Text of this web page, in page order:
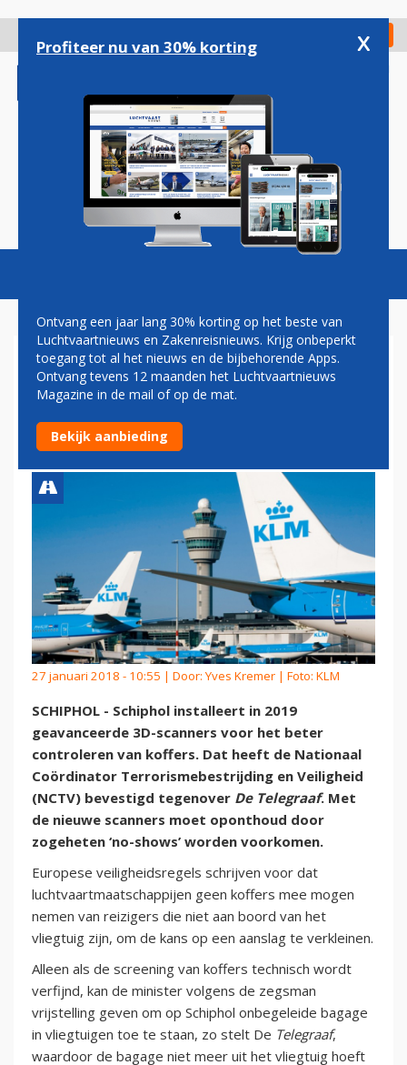
gaan
Check in
Magazine Podcasts Vacatures
'SCHIPHOL INSTALLEERT
GEAVANCEERDE
BAGAGESCANNERS'
27 januari 2018 - 10:55 | Door:Yves Kremer | Foto: KLM
SCHIPHOL - Schiphol installeert in 2019
geavanceerde 3D-scanners voor het beter
controleren van koffers. Dat heeft de Nationaal
Coördinator Terrorismebestrijding en Veiligheid
(NCTV) bevestigd tegenover De Telegraaf. Met
de nieuwe scanners moet oponthoud door
zogeheten ‘no-shows’ worden voorkomen.
Europese veiligheidsregels schrijven voor dat
luchtvaartmaatschappijen geen koffers mee mogen
nemen van reizigers die niet aan boord van het
vliegtuig zijn, om de kans op een aanslag te verkleinen.
Alleen als de screening van koffers technisch wordt
verfijnd, kan de minister volgens de zegsman
vrijstelling geven om op Schiphol onbegeleide bagage
in vliegtuigen toe te staan, zo stelt De Telegraaf,
waardoor de bagage niet meer uit het vliegtuig hoeft
Profiteer nu van 30% korting x
Ontvang een jaar lang 30% korting op het beste van
Luchtvaartnieuws en Zakenreisnieuws. Krijg onbeperkt
toegang tot al het nieuws en de bijbehorende Apps.
Ontvang tevens 12 maanden het Luchtvaartnieuws
Magazine in de mail of op de mat.
Bekijk aanbieding